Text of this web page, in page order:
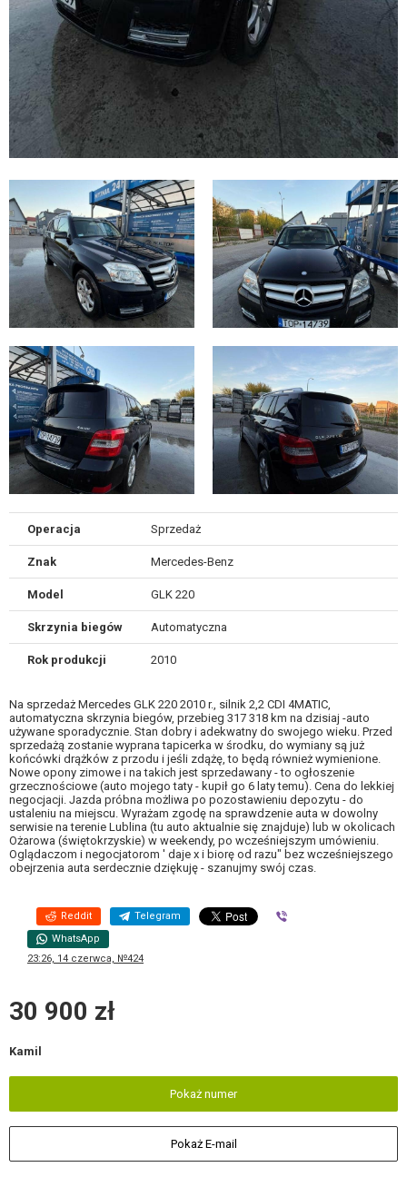
Operacja Sprzedaż
Znak Mercedes-Benz
Model GLK 220
Skrzynia biegów Automatyczna
Rok produkcji 2010
Na sprzedaż Mercedes GLK 220 2010 r., silnik 2,2 CDI 4MATIC,
automatyczna skrzynia biegów, przebieg 317 318 km na dzisiaj -auto
używane sporadycznie. Stan dobry i adekwatny do swojego wieku. Przed
sprzedażą zostanie wyprana tapicerka w środku, do wymiany są już
końcówki drążków z przodu i jeśli zdążę, to będą również wymienione.
Nowe opony zimowe i na takich jest sprzedawany - to ogłoszenie
grzecznościowe (auto mojego taty - kupił go 6 laty temu). Cena do lekkiej
negocjacji. Jazda próbna możliwa po pozostawieniu depozytu - do
ustaleniu na miejscu. Wyrażam zgodę na sprawdzenie auta w dowolny
serwisie na terenie Lublina (tu auto aktualnie się znajduje) lub w okolicach
Ożarowa (świętokrzyskie) w weekendy, po wcześniejszym umówieniu.
Oglądaczom i negocjatorom ' daje x i biorę od razu" bez wcześniejszego
obejrzenia auta serdecznie dziękuję - szanujmy swój czas.
Reddit Telegram
WhatsApp
23:26, 14 czerwca, №424
30 900 zł
Kamil
Pokaż numer
Pokaż E-mail